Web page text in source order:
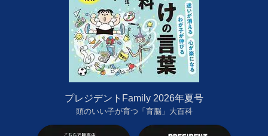
プレジデントFamily 2026年夏号
頭のいい子が育つ「育脳」大百科